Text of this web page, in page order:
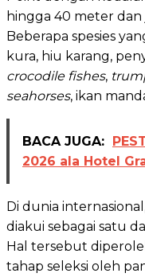
hingga 40 meter
Beberapa spesies
kura, hiu karang,
crocodile fishes,
seahorses, ikan
BACA JUGA:
2026 ala Hotel
Di dunia
diakui sebagai satu
Hal tersebut
tahap seleksi oleh